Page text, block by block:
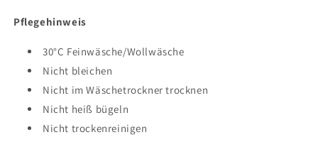
Pflegehinweis
30°C Feinwäsche/Wollwäsche
Nicht bleichen
Nicht im Wäschetrockner trocknen
Nicht heiß bügeln
Nicht trockenreinigen